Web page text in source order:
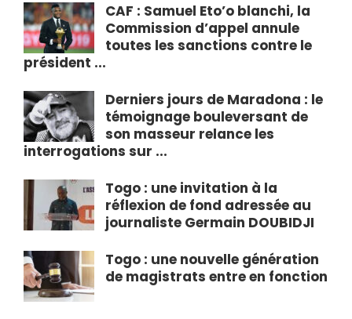
CAF : Samuel Eto’o blanchi, la
Commission d’appel annule
toutes les sanctions contre le
président ...
Derniers jours de Maradona : le
témoignage bouleversant de
son masseur relance les
interrogations sur ...
Togo : une invitation à la
réflexion de fond adressée au
journaliste Germain DOUBIDJI
Togo : une nouvelle génération
de magistrats entre en fonction